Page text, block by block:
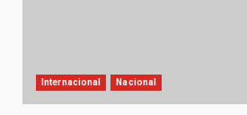
Internacional Nacional